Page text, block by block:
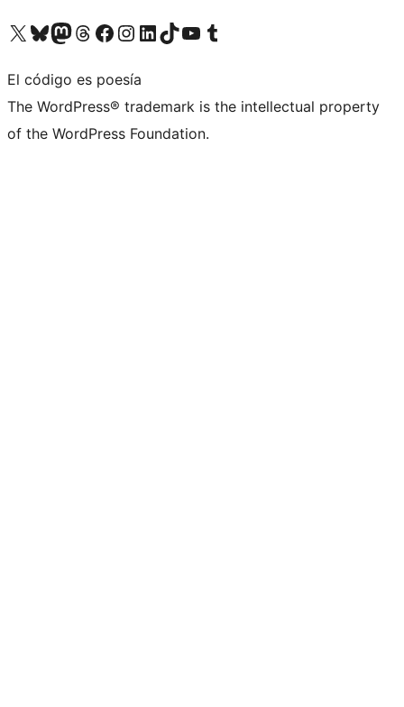
Visita nuestra cuenta de X (anteriormente Twitter)
Visita nuestra cuenta de Bluesky
Visita nuestra cuenta de Mastodon
Visita nuestra cuenta de Threads
Visita nuestra página de Facebook
Visita nuestra cuenta de Instagram
Visita nuestra cuenta de LinkedIn
Visita nuestra cuenta de TikTok
Visita nuestro canal de YouTube
Visita nuestra cuenta de Tumblr
El código es poesía
The WordPress® trademark is the intellectual property
of the WordPress Foundation.